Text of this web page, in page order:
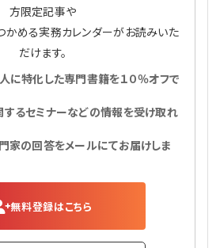
実務の処方箋
検定試験一問一答
めの「新公益信託」活用戦略
ポイント
PLUS
逆引きガイドライン
う経営学
方
方限定記事や
める実務カレンダーがお読みいた
だけます。
に特化した専門書籍を１０％オフで
るセミナーなどの情報を受け取れ
家の回答をメールにてお届けしま
無料登録はこちら